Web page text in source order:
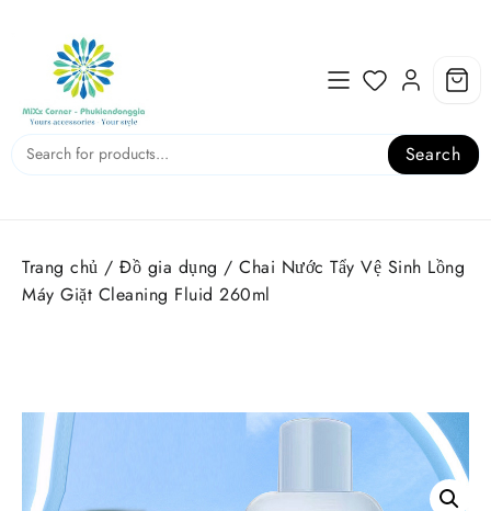
content
Search
Trang chủ / Đồ gia dụng / Chai Nước Tẩy Vệ Sinh Lồng
Máy Giặt Cleaning Fluid 260ml